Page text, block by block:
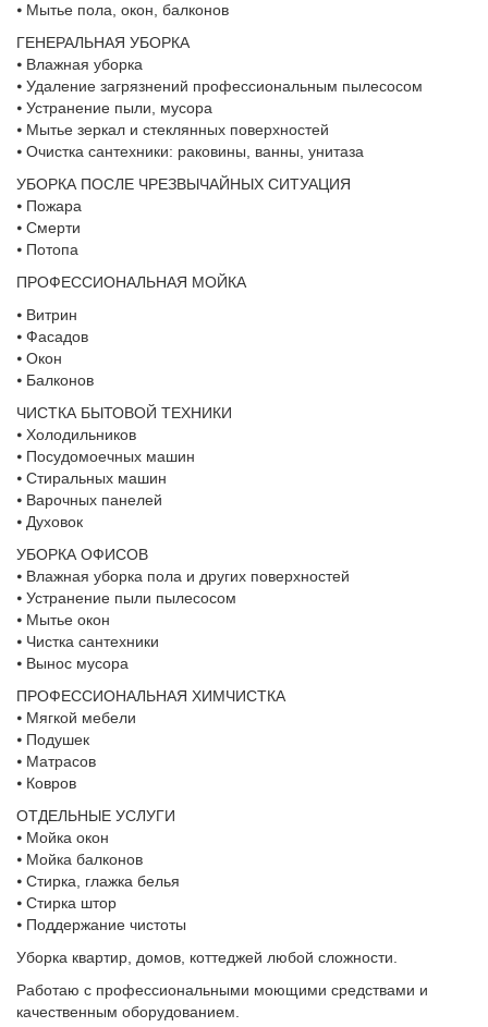
⦁ Мытье пола, окон, балконов
ГЕНЕРАЛЬНАЯ УБОРКА
⦁ Влажная уборка
⦁ Удаление загрязнений профессиональным пылесосом
⦁ Устранение пыли, мусора
⦁ Мытье зеркал и стеклянных поверхностей
⦁ Очистка сантехники: раковины, ванны, унитаза
УБОРКА ПОСЛЕ ЧРЕЗВЫЧАЙНЫХ СИТУАЦИЯ
⦁ Пожара
⦁ Смерти
⦁ Потопа
ПРОФЕССИОНАЛЬНАЯ МОЙКА
⦁ Витрин
⦁ Фасадов
⦁ Окон
⦁ Балконов
ЧИСТКА БЫТОВОЙ ТЕХНИКИ
⦁ Холодильников
⦁ Посудомоечных машин
⦁ Стиральных машин
⦁ Варочных панелей
⦁ Духовок
УБОРКА ОФИСОВ
⦁ Влажная уборка пола и других поверхностей
⦁ Устранение пыли пылесосом
⦁ Мытье окон
⦁ Чистка сантехники
⦁ Вынос мусора
ПРОФЕССИОНАЛЬНАЯ ХИМЧИСТКА
⦁ Мягкой мебели
⦁ Подушек
⦁ Матрасов
⦁ Ковров
ОТДЕЛЬНЫЕ УСЛУГИ
⦁ Мойка окон
⦁ Мойка балконов
⦁ Стирка, глажка белья
⦁ Стирка штор
⦁ Поддержание чистоты
Уборка квартир, домов, коттеджей любой сложности.
Работаю с профессиональными моющими средствами и
качественным оборудованием.